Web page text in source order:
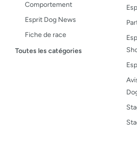
Comportement
Esprit Dog News
Fiche de race
Maladies du chien
Toutes les catégories